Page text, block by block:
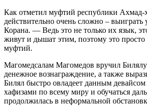
Как отметил муфтий республики Ахмад-
действительно очень сложно – выиграть
Корана. — Ведь это не только их язык,
живут и дышат этим, поэтому это
муфтий.
Магомедсалам Магомедов вручил
денежное вознаграждение, а также
Билял быстро овладеет данным
хафизами по всему миру и обучаться
продолжилась в неформальной